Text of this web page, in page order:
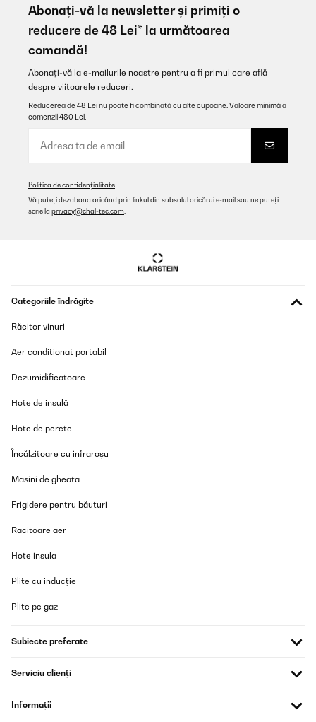
begeistert. Es heizt sehr schnell auf und die Qualität überzeugt
mich auf ganzer Linie. Ein hervorragendes Preis-Leistungs-
Verhältnis!
Yaser
Traducere
VERIFICATĂ REVIZUITĂ
Oui parfait
Traducere
Amazon-Benutzer
Traducere
Abonați-vă la newsletter și primiți o
reducere de 48 Lei* la următoarea
comandă!
Abonați-vă la e-mailurile noastre pentru a fi primul care află
despre viitoarele reduceri.
Reducerea de 48 Lei nu poate fi combinată cu alte cupoane. Valoare minimă a
comenzii 480 Lei.
Politica de confidențialitate
Vă puteți dezabona oricând prin linkul din subsolul oricărui e-mail sau ne puteți
scrie la privacy@chal-tec.com.
Categoriile îndrăgite
Răcitor vinuri
Aer conditionat portabil
Dezumidificatoare
Hote de insulă
Hote de perete
Încălzitoare cu infraroșu
Masini de gheata
Frigidere pentru băuturi
Racitoare aer
Hote insula
Plite cu inducție
Plite pe gaz
Subiecte preferate
Serviciu clienți
Informații